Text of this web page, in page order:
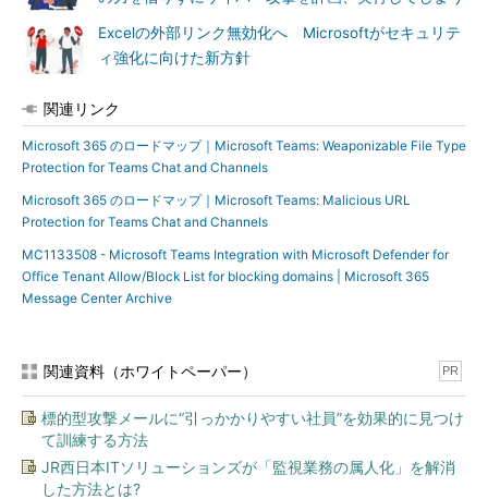
Excelの外部リンク無効化へ Microsoftがセキュリテ
ィ強化に向けた新方針
関連リンク
Microsoft 365 のロードマップ｜Microsoft Teams: Weaponizable File Type
Protection for Teams Chat and Channels
Microsoft 365 のロードマップ｜Microsoft Teams: Malicious URL
Protection for Teams Chat and Channels
MC1133508 - Microsoft Teams Integration with Microsoft Defender for
Office Tenant Allow/Block List for blocking domains | Microsoft 365
Message Center Archive
関連資料（ホワイトペーパー） PR
標的型攻撃メールに“引っかかりやすい社員”を効果的に見つけ
て訓練する方法
JR西日本ITソリューションズが「監視業務の属人化」を解消
した方法とは?